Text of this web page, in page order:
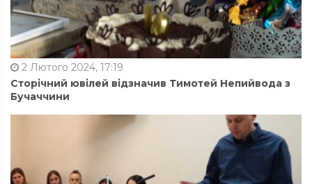
2 Лютого 2024, 17:19
Сторічний ювілей відзначив Тимотей Непийвода з
Бучаччини